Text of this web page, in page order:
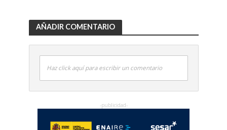
AÑADIR COMENTARIO
Haz click aquí para escribir un comentario